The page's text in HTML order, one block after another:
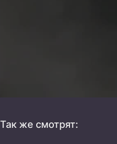
Так же смотрят: